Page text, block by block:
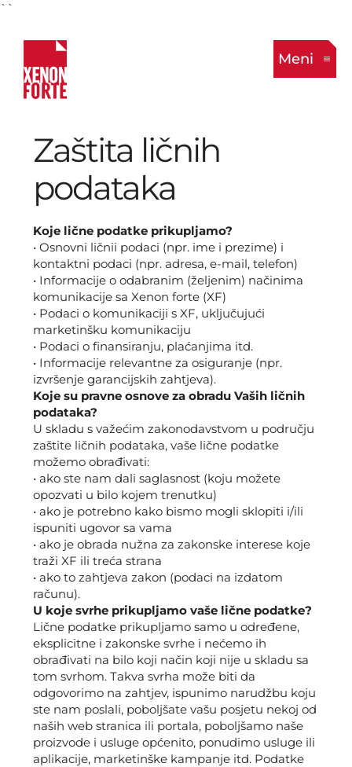
``
Meni
Zaštita ličnih
podataka
Koje lične podatke prikupljamo?
• Osnovni ličnii podaci (npr. ime i prezime) i
kontaktni podaci (npr. adresa, e-mail, telefon)
• Informacije o odabranim (željenim) načinima
komunikacije sa Xenon forte (XF)
• Podaci o komunikaciji s XF, uključujući
marketinšku komunikaciju
• Podaci o finansiranju, plaćanjima itd.
• Informacije relevantne za osiguranje (npr.
izvršenje garancijskih zahtjeva).
Koje su pravne osnove za obradu Vaših ličnih
podataka?
U skladu s važećim zakonodavstvom u području
zaštite ličnih podataka, vaše lične podatke
možemo obrađivati:
• ako ste nam dali saglasnost (koju možete
opozvati u bilo kojem trenutku)
• ako je potrebno kako bismo mogli sklopiti i/ili
ispuniti ugovor sa vama
• ako je obrada nužna za zakonske interese koje
traži XF ili treća strana
• ako to zahtjeva zakon (podaci na izdatom
računu).
U koje svrhe prikupljamo vaše lične podatke?
Lične podatke prikupljamo samo u određene,
eksplicitne i zakonske svrhe i nećemo ih
obrađivati na bilo koji način koji nije u skladu sa
tom svrhom. Takva svrha može biti da
odgovorimo na zahtjev, ispunimo narudžbu koju
ste nam poslali, poboljšate vašu posjetu nekoj od
naših web stranica ili portala, poboljšamo naše
proizvode i usluge općenito, ponudimo usluge ili
aplikacije, marketinške kampanje itd. Podatke